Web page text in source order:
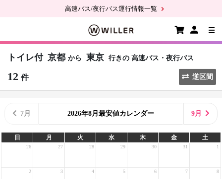
高速バス/夜行バス運行情報一覧
トイレ付 京都 から 東京 行きの 高速バス・夜行バス
12 件 逆区間
7月 2026年8月最安値カレンダー 9月
日 月 火 水 木 金 土
26 27 28 29 30 31 1
2 3 4 5 6 7 8